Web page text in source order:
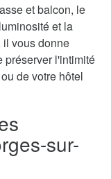
et balcon, le
et la
il vous donne
préserver l'intimité
de votre hôtel
sur-